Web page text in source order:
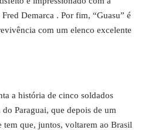
Demarca . Por fim, “Guasu” é
com um elenco excelente
a história de cinco soldados
Paraguai, que depois de um
tem que, juntos, voltarem ao Brasil